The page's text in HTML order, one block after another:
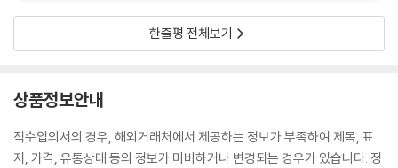
한줄평 전체보기
상품정보안내
직수입외서의 경우, 해외거래처에서 제공하는 정보가 부족하여 제목, 표
지, 가격, 유통상태 등의 정보가 미비하거나 변경되는 경우가 있습니다. 정